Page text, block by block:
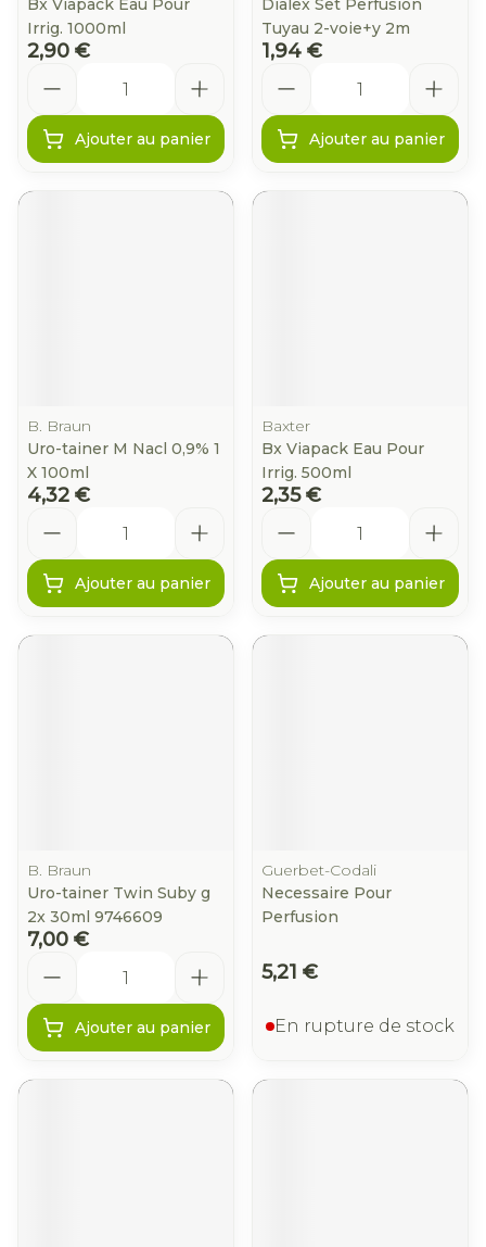
Bx Viapack Eau Pour
Irrig. 1000ml
2,90 €
Ajouter au panier
Dialex Set Perfusion
Tuyau 2-voie+y 2m
1,94 €
Ajouter au panier
B. Braun
Uro-tainer M Nacl 0,9% 1
X 100ml
4,32 €
Ajouter au panier
Baxter
Bx Viapack Eau Pour
Irrig. 500ml
2,35 €
Ajouter au panier
B. Braun
Uro-tainer Twin Suby g
2x 30ml 9746609
7,00 €
Ajouter au panier
Guerbet-Codali
Necessaire Pour
Perfusion
5,21 €
En rupture de stock